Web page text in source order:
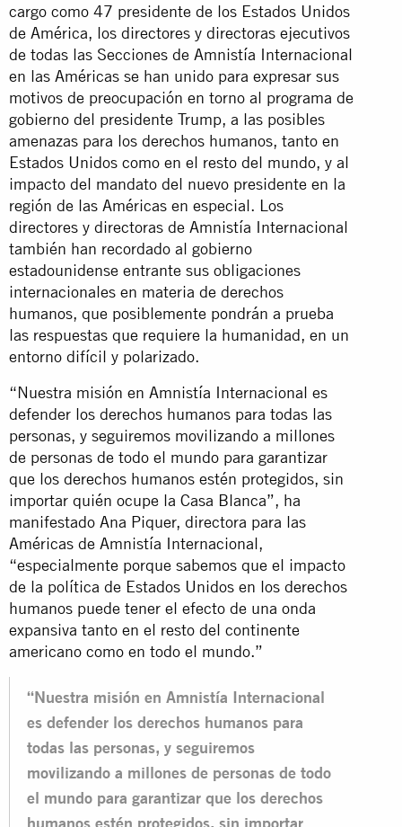
cargo como 47 presidente de los Estados Unidos
de América, los directores y directoras ejecutivos
de todas las Secciones de Amnistía Internacional
en las Américas se han unido para expresar sus
motivos de preocupación en torno al programa de
gobierno del presidente Trump, a las posibles
amenazas para los derechos humanos, tanto en
Estados Unidos como en el resto del mundo, y al
impacto del mandato del nuevo presidente en la
región de las Américas en especial. Los
directores y directoras de Amnistía Internacional
también han recordado al gobierno
estadounidense entrante sus obligaciones
internacionales en materia de derechos
humanos, que posiblemente pondrán a prueba
las respuestas que requiere la humanidad, en un
entorno difícil y polarizado.
“Nuestra misión en Amnistía Internacional es
defender los derechos humanos para todas las
personas, y seguiremos movilizando a millones
de personas de todo el mundo para garantizar
que los derechos humanos estén protegidos, sin
importar quién ocupe la Casa Blanca”, ha
manifestado Ana Piquer, directora para las
Américas de Amnistía Internacional,
“especialmente porque sabemos que el impacto
de la política de Estados Unidos en los derechos
humanos puede tener el efecto de una onda
expansiva tanto en el resto del continente
americano como en todo el mundo.”
“Nuestra misión en Amnistía Internacional
es defender los derechos humanos para
todas las personas, y seguiremos
movilizando a millones de personas de todo
el mundo para garantizar que los derechos
humanos estén protegidos, sin importar